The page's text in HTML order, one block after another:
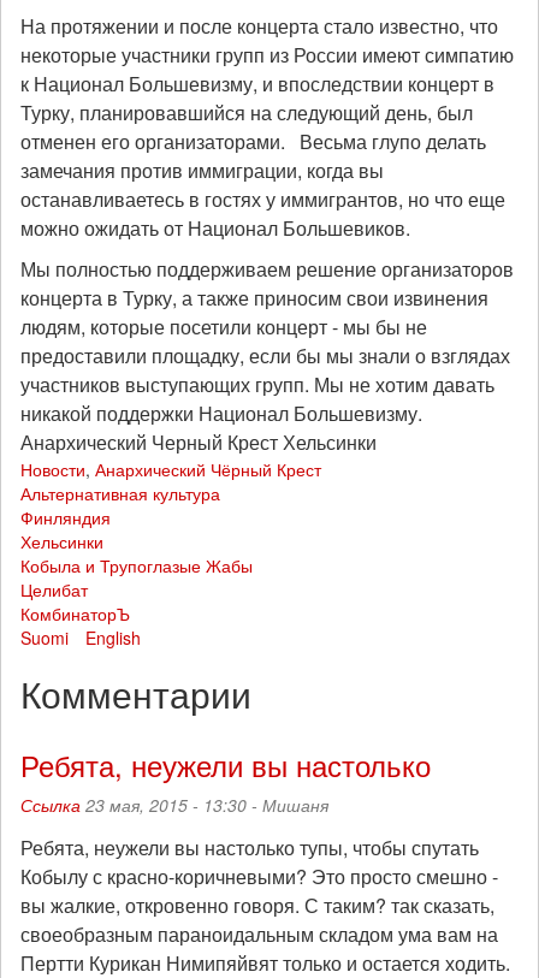
На протяжении и после концерта стало известно, что
некоторые участники групп из России имеют симпатию
к Национал Большевизму, и впоследствии концерт в
Турку, планировавшийся на следующий день, был
отменен его организаторами. Весьма глупо делать
замечания против иммиграции, когда вы
останавливаетесь в гостях у иммигрантов, но что еще
можно ожидать от Национал Большевиков.
Мы полностью поддерживаем решение организаторов
концерта в Турку, а также приносим свои извинения
людям, которые посетили концерт - мы бы не
предоставили площадку, если бы мы знали о взглядах
участников выступающих групп. Мы не хотим давать
никакой поддержки Национал Большевизму.
Анархический Черный Крест Хельсинки
Новости, Анархический Чёрный Крест
Альтернативная культура
Финляндия
Хельсинки
Кобыла и Трупоглазые Жабы
Целибат
КомбинаторЪ
Suomi
English
Комментарии
Ребята, неужели вы настолько
Ссылка 23 мая, 2015 - 13:30 - Мишаня
Ребята, неужели вы настолько тупы, чтобы спутать
Кобылу с красно-коричневыми? Это просто смешно -
вы жалкие, откровенно говоря. С таким? так сказать,
своеобразным параноидальным складом ума вам на
Пертти Курикан Нимипяйвят только и остается ходить.